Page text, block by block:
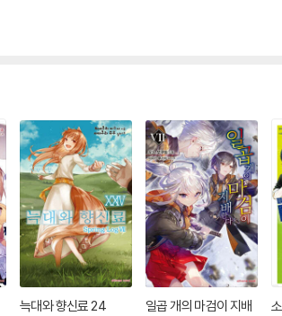
늑대와 향신료 24
일곱 개의 마검이 지배